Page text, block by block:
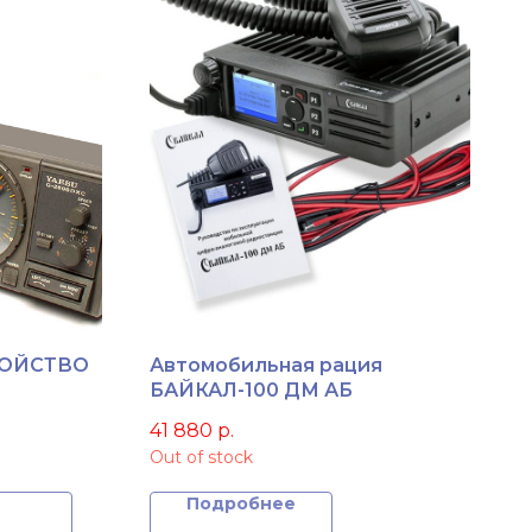
Автомобильная рация
БАЙКАЛ-100 ДМ АБ
41 880 р.
Out of stock
Подробнее